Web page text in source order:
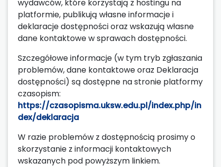
wydawców, które korzystają z hostingu na
platformie, publikują własne informacje i
deklaracje dostępności oraz wskazują własne
dane kontaktowe w sprawach dostępności.
Szczegółowe informacje (w tym tryb zgłaszania
problemów, dane kontaktowe oraz Deklaracja
dostępności) są dostępne na stronie platformy
czasopism:
https://czasopisma.uksw.edu.pl/index.php/in
dex/deklaracja
W razie problemów z dostępnością prosimy o
skorzystanie z informacji kontaktowych
wskazanych pod powyższym linkiem.